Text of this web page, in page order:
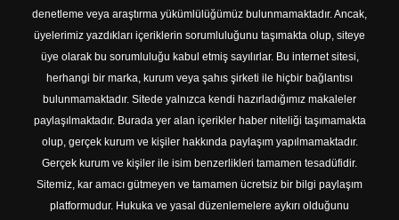
denetleme veya araştırma yükümlülüğümüz bulunmamaktadır. Ancak,
üyelerimiz yazdıkları içeriklerin sorumluluğunu taşımakta olup, siteye
üye olarak bu sorumluluğu kabul etmiş sayılırlar. Bu internet sitesi,
herhangi bir marka, kurum veya şahıs şirketi ile hiçbir bağlantısı
bulunmamaktadır. Sitede yalnızca kendi hazırladığımız makaleler
paylaşılmaktadır. Burada yer alan içerikler haber niteliği taşımamakta
olup, gerçek kurum ve kişiler hakkında paylaşım yapılmamaktadır.
Gerçek kurum ve kişiler ile isim benzerlikleri tamamen tesadüfidir.
Sitemiz, kar amacı gütmeyen ve tamamen ücretsiz bir bilgi paylaşım
platformudur. Hukuka ve yasal düzenlemelere aykırı olduğunu